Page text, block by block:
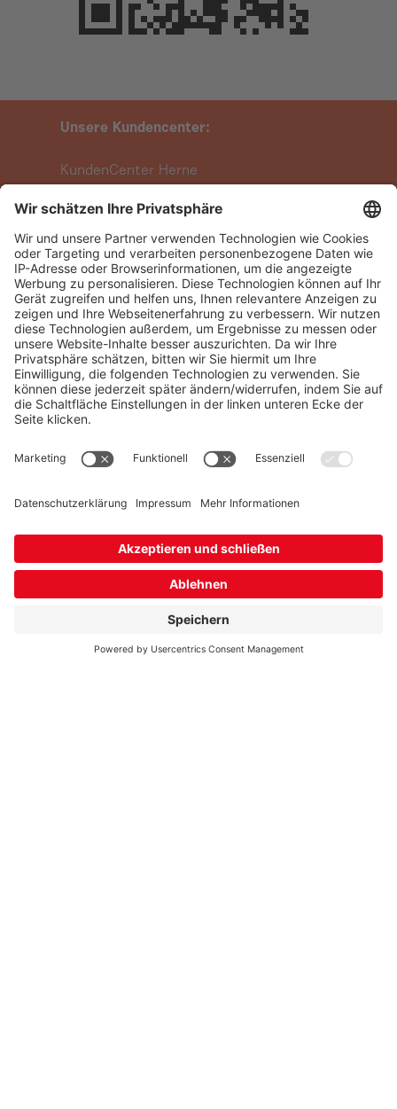
Unsere Kundencenter:
KundenCenter Herne
44623 Herne
Terminvereinbarung Herne
KundenCenter Wanne-Eickel
Hauptstraße 263
44649 Herne
Terminvereinbarung Wanne-Eickel
Vertrag hier kündigen
Unsere Servicenummer:
02323 592-555
(Mo - Fr 7.30 Uhr – 20.00 Uhr; Sa 9.00 Uhr
Uhr)
Zum Kontaktformular
Datenschutz
Einstellungen verwalten